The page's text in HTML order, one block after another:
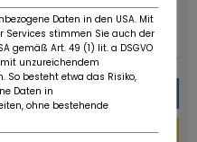
Daten in den USA. Mit
Services stimmen Sie auch der
gemäß Art. 49 (1) lit. a DSGVO
mit unzureichendem
So besteht etwa das Risiko,
Daten in
ohne bestehende